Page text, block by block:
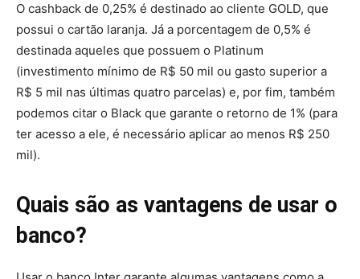
O cashback de 0,25% é destinado ao cliente GOLD, que
possui o cartão laranja. Já a porcentagem de 0,5% é
destinada aqueles que possuem o Platinum
(investimento mínimo de R$ 50 mil ou gasto superior a
R$ 5 mil nas últimas quatro parcelas) e, por fim, também
podemos citar o Black que garante o retorno de 1% (para
ter acesso a ele, é necessário aplicar ao menos R$ 250
mil).
Quais são as vantagens de usar o
banco?